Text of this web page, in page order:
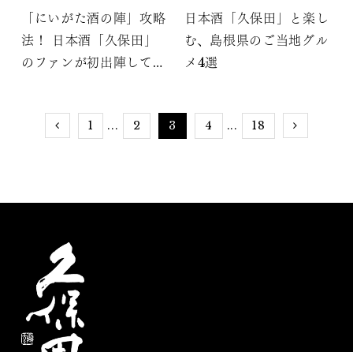
「にいがた酒の陣」攻略
法！ 日本酒「久保田」
のファンが初出陣して分
日本酒「久保田」と楽し
む、島根県のご当地グル
メ4選
1 ... 2 3 4 ... 18